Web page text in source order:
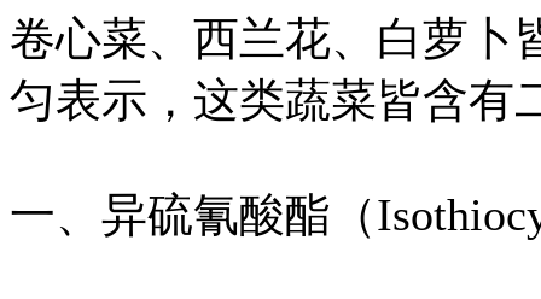
卷心菜、西兰花、白萝卜
匀表示，这类蔬菜皆含有
一、异硫氰酸酯（